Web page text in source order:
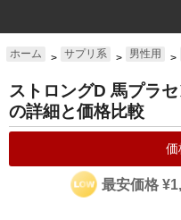
ホーム > サプリ系 > 男性用 >
ストロングD 馬プラ
の詳細と価格比較
価
最安価格